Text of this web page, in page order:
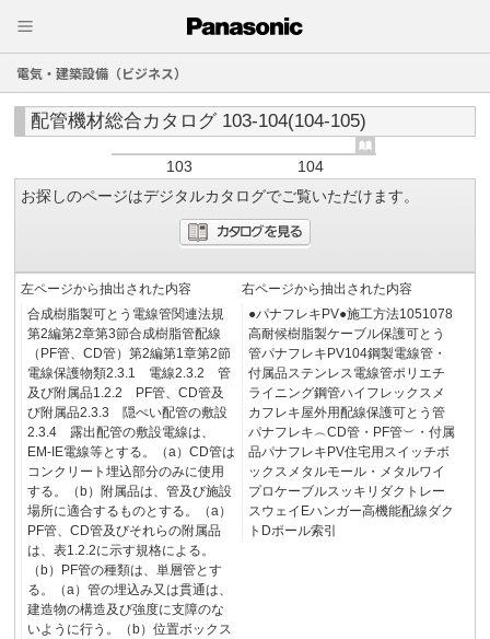
電気・建築設備（ビジネス）
配管機材総合カタログ 103-104(104-105)
103
104
お探しのページはデジタルカタログでご覧いただけます。
左ページから抽出された内容
合成樹脂製可とう電線管関連法規
第2編第2章第3節合成樹脂管配線
（PF管、CD管）第2編第1章第2節
電線保護物類2.3.1 電線2.3.2 管
及び附属品1.2.2 PF管、CD管及
び附属品2.3.3 隠ぺい配管の敷設
2.3.4 露出配管の敷設電線は、
EM-IE電線等とする。（a）CD管は
コンクリート埋込部分のみに使用
する。（b）附属品は、管及び施設
場所に適合するものとする。（a）
PF管、CD管及びそれらの附属品
は、表1.2.2に示す規格による。
（b）PF管の種類は、単層管とす
る。（a）管の埋込み又は貫通は、
建造物の構造及び強度に支障のな
いように行う。（b）位置ボックス
右ページから抽出された内容
●パナフレキPV●施工方法1051078
高耐候樹脂製ケーブル保護可とう
管パナフレキPV104鋼製電線管・
付属品ステンレス電線管ポリエチ
ライニング鋼管ハイフレックスメ
カフレキ屋外用配線保護可とう管
パナフレキ︵CD管・PF管︶・付属
品パナフレキPV住宅用スイッチボ
ックスメタルモール・メタルワイ
プロケーブルスッキリダクトレー
スウェイEハンガー高機能配線ダク
トDポール索引